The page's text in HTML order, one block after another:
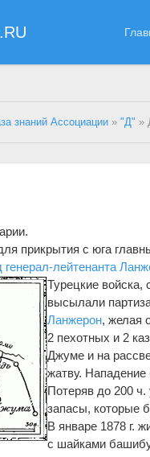
знаний Ассоциации »"Д" »
прикрытия с юга
генерал-лейтенанта
Турецкие
высылали
Ланжерон, желая
2 пехотных и 2
Джуме и на
жатву.
Потеряв до 200
запасы, которые
В январе 1878 г.
с шайками